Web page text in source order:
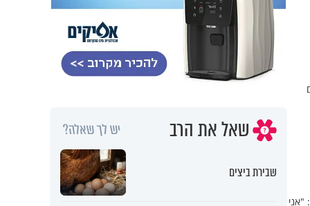
"אני
שאל את הרב יש לך שאלה?
שבירת ביצים